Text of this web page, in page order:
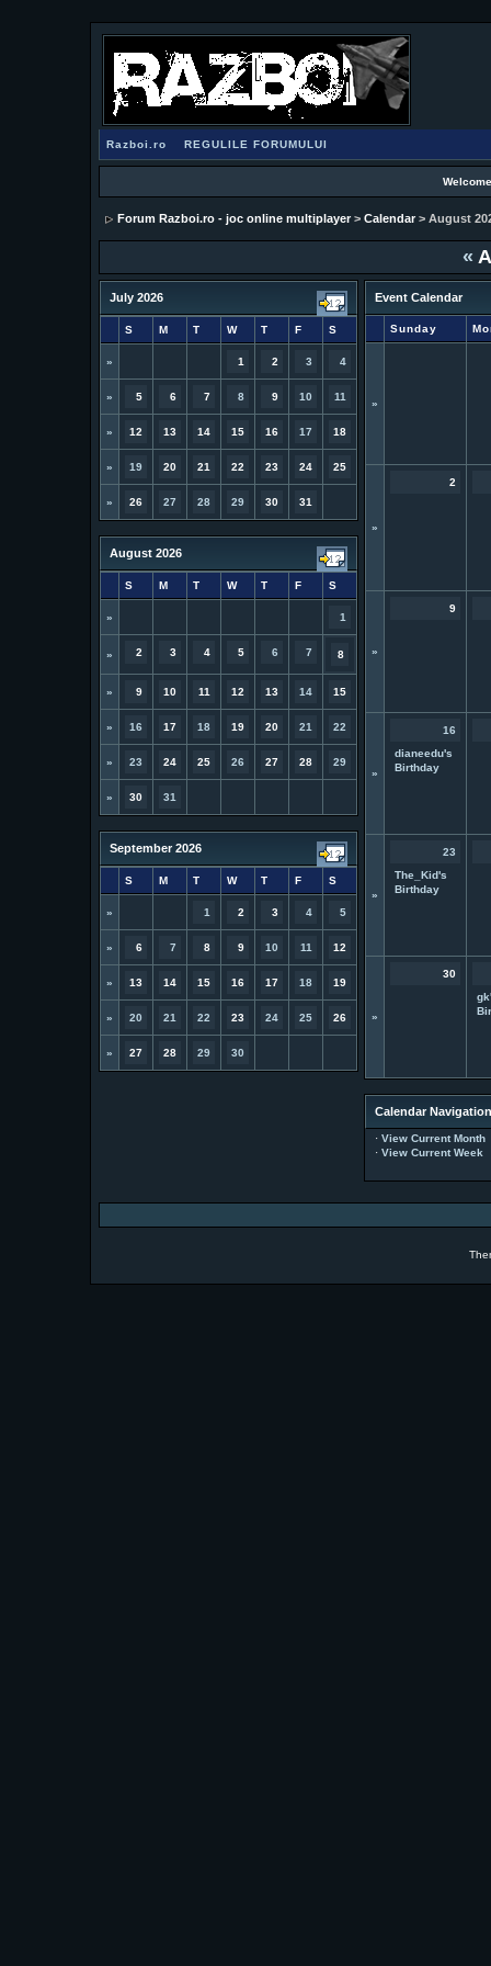
Razboi.ro REGULILE FORUMULUI
Forum Razboi.ro - joc online multiplayer> Calendar> August
«
July 2026
S M T W T F S
» 1 2 3 4
» 5 6 7 8 9 10 11
» 12 13 14 15 16 17 18
» 19 20 21 22 23 24 25
» 26 27 28 29 30 31
August 2026
S M T W T F S
» 1
» 2 3 4 5 6 7 8
» 9 10 11 12 13 14 15
» 16 17 18 19 20 21 22
» 23 24 25 26 27 28 29
» 30 31
September 2026
S M T W T F S
» 1 2 3 4 5
» 6 7 8 9 10 11 12
» 13 14 15 16 17 18 19
» 20 21 22 23 24 25 26
» 27 28 29 30
Event Calendar
Sunday
»
»
2
»
9
»
16
dianeedu's
Birthday
»
23
The_Kid's
Birthday
»
30
Calendar Navigation
· View Current Month
· View Current Week